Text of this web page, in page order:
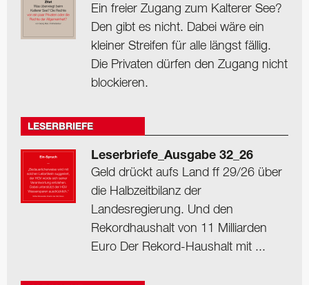
Ein freier Zugang zum Kalterer See?
Den gibt es nicht. Dabei wäre ein
kleiner Streifen für alle längst fällig.
Die Privaten dürfen den Zugang nicht
blockieren.
LESERBRIEFE
Leserbriefe_Ausgabe 32_26
Geld drückt aufs Land ff 29/26 über
die Halbzeitbilanz der
Landesregierung. Und den
Rekordhaushalt von 11 Milliarden
Euro Der Rekord-Haushalt mit ...